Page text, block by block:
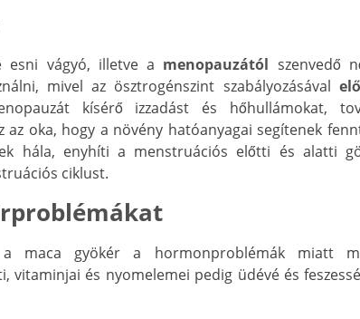
esni vágyó, illetve a menopauzától szenvedő
mivel az ösztrogénszint szabályozásával
kísérő izzadást és hőhullámokat,
az oka, hogy a növény hatóanyagai segítenek
hála, enyhíti a menstruációs előtti és alatti
ciklust.
a maca gyökér a hormonproblémák miatt
vitaminjai és nyomelemei pedig üdévé és